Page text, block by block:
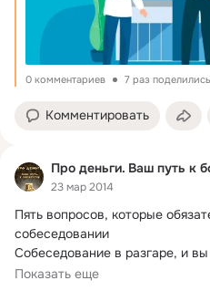
0 комментариев 7 раз поделились
Комментировать
Про деньги. Ваш путь к
23 мар 2014
Пять вопросов, которые
собеседовании
Собеседование в разгаре, и
своем образовании,...
Показать еще